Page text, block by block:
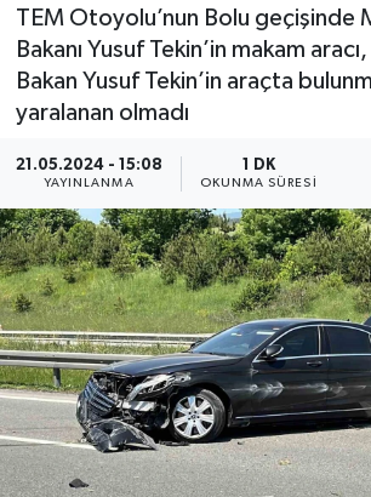
TEM Otoyolu’nun Bolu geçişinde
Bakanı Yusuf Tekin’in makam
Bakan Yusuf Tekin’in araçta
yaralanan olmadı
21.05.2024 - 15:08
YAYINLANMA
1 DK
OKUNMA SÜRESI
KÜLTÜR - SANAT
SPOR
SİYASET
SAĞLIK
DÜNYA
EĞİTİM
TURİZM
RÖPORTAJ
Tüm Manşetler
Son Dakika Haberleri
Haber Arşivi